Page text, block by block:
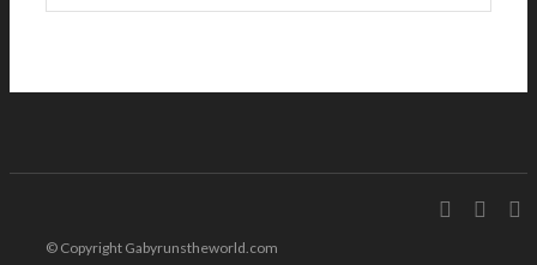
© Copyright Gabyrunstheworld.com